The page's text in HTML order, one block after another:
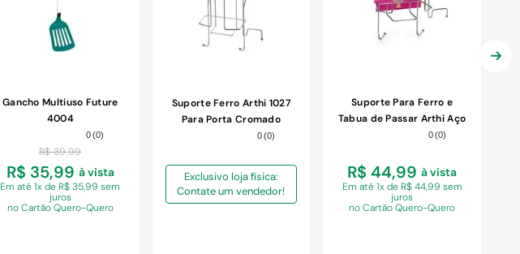
Gancho Multiuso Future
4004
0(0)
R$ 39,99
R$ 35,99 à vista
Ematé 1x de R$ 35,99 sem
juros
no Cartão Quero-Quero
Suporte Ferro Arthi 1027
Para Porta Cromado
0(0)
Exclusivo loja física:
Contate um vendedor!
Suporte Para Ferro e
Tabua de Passar Arthi Aço
0 (0)
R$ 44,99 à vista
Em até 1x de R$ 44,99 sem
juros
no Cartão Quero-Quero